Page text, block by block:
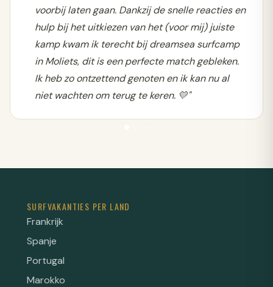
voorbij laten gaan. Dankzij de snelle reacties en
hulp bij het uitkiezen van het (voor mij) juiste
kamp kwam ik terecht bij dreamsea surfcamp
in Moliets, dit is een perfecte match gebleken.
Ik heb zo ontzettend genoten en ik kan nu al
niet wachten om terug te keren. 💛"
SURFVAKANTIES PER LAND
Frankrijk
Spanje
Portugal
Marokko